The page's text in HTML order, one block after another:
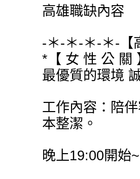
高雄職缺內容
-＊-＊-＊-＊-【
*【 女 性 公 關
最優質的環境
工作內容：陪
本整潔。
晚上19:00開始~